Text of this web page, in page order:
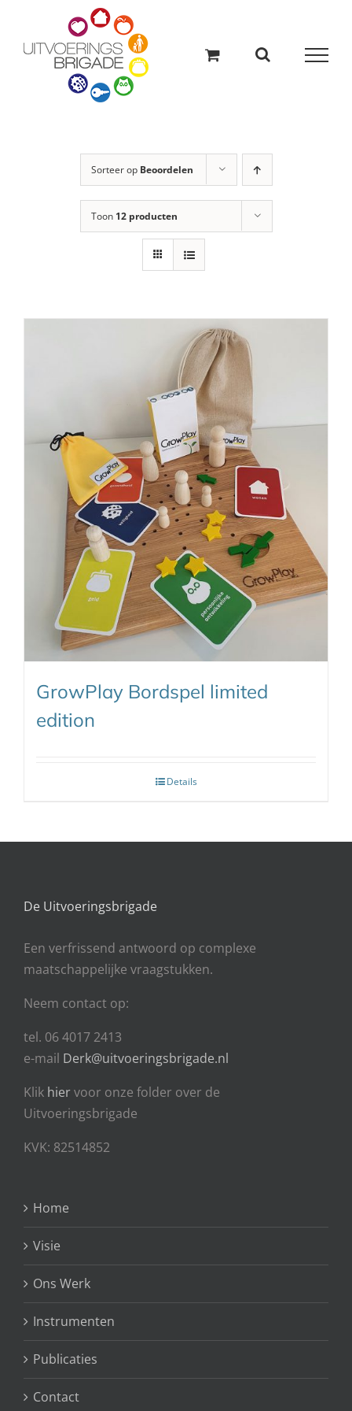
inhoud
Sorteer op Beoordelen
Toon 12 producten
GrowPlay Bordspel limited
edition
Details
De Uitvoeringsbrigade
Een verfrissend antwoord op complexe
maatschappelijke vraagstukken.
Neem contact op:
tel. 06 4017 2413
e-mail Derk@uitvoeringsbrigade.nl
Klik hiervoor onze folder over de
Uitvoeringsbrigade
KVK: 82514852
Home
Visie
Ons Werk
Instrumenten
Publicaties
Contact